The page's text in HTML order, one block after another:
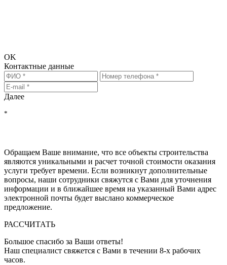
OK
Контактные данные
Далее
*
Обращаем Ваше внимание, что все объекты строительства
являются уникальными и расчет точной стоимости оказания
услуги требует времени. Если возникнут дополнительные
вопросы, наши сотрудники свяжутся с Вами для уточнения
информации и в ближайшее время на указанный Вами адрес
электронной почты будет выслано коммерческое
предложение.
РАССЧИТАТЬ
Большое спасибо за Ваши ответы!
Наш специалист свяжется с Вами в течении 8-x рабочих
часов.